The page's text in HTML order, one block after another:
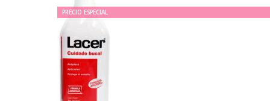
PRECIO ESPECIAL